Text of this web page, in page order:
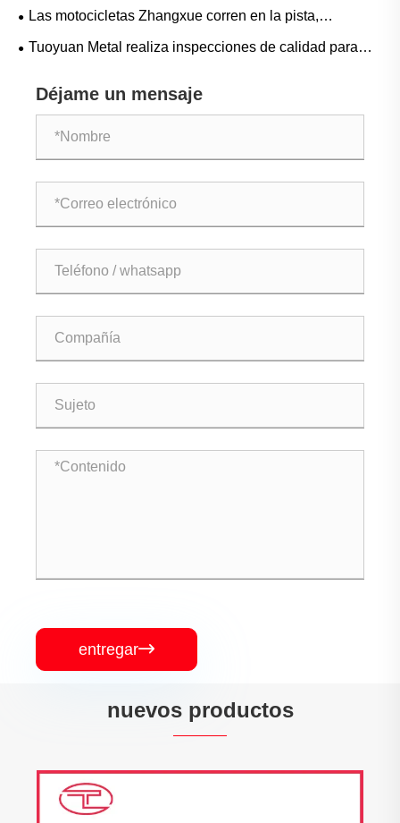
Estados Unidos
Las motocicletas Zhangxue corren en la pista,
respaldadas por el fuerte apoyo de Tuoyuan Metal
Tuoyuan Metal realiza inspecciones de calidad para
Déjame un mensaje
entregar
nuevos productos